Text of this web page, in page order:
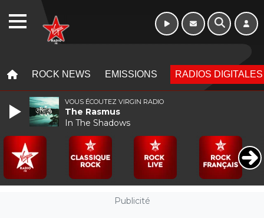
ROCK NEWS EMISSIONS RADIOS DIGITALES
Publicité
VOUS ÉCOUTEZ VIRGIN RADIO
The Rasmus
In The Shadows
WEBRADIO